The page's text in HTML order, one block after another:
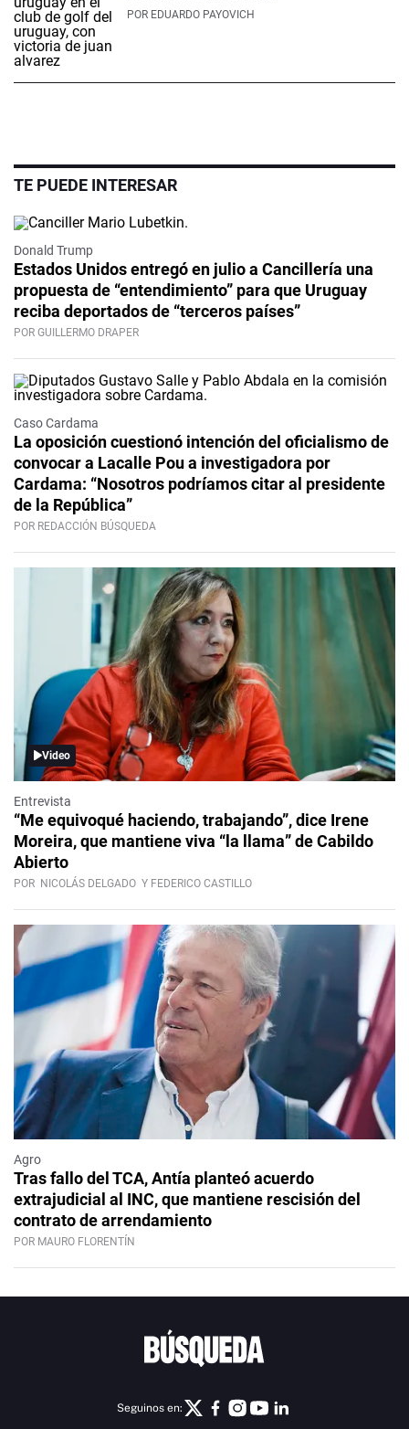
POR EDUARDO PAYOVICH
TE PUEDE INTERESAR
Donald Trump
Estados Unidos entregó en julio a Cancillería una
propuesta de “entendimiento” para que Uruguay
reciba deportados de “terceros países”
POR GUILLERMO DRAPER
Caso Cardama
La oposición cuestionó intención del oficialismo de
convocar a Lacalle Pou a investigadora por
Cardama: “Nosotros podríamos citar al presidente
de la República”
POR REDACCIÓN BÚSQUEDA
Video
Entrevista
“Me equivoqué haciendo, trabajando”, dice Irene
Moreira, que mantiene viva “la llama” de Cabildo
Abierto
POR NICOLÁS DELGADO Y FEDERICO CASTILLO
Agro
Tras fallo del TCA, Antía planteó acuerdo
extrajudicial al INC, que mantiene rescisión del
contrato de arrendamiento
POR MAURO FLORENTÍN
Seguinos en: